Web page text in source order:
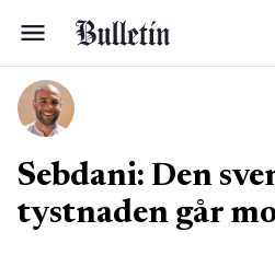
Sebdani: Den
tystnaden går